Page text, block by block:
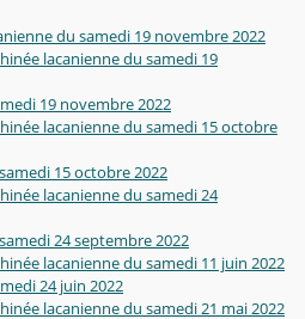
du samedi 19 novembre 2022
lacanienne du samedi 19
19 novembre 2022
lacanienne du samedi 15 octobre
15 octobre 2022
lacanienne du samedi 24
24 septembre 2022
lacanienne du samedi 11 juin 2022
24 juin 2022
lacanienne du samedi 21 mai 2022